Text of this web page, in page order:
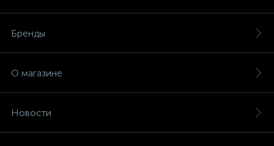
Бренды
О магазине
Новости